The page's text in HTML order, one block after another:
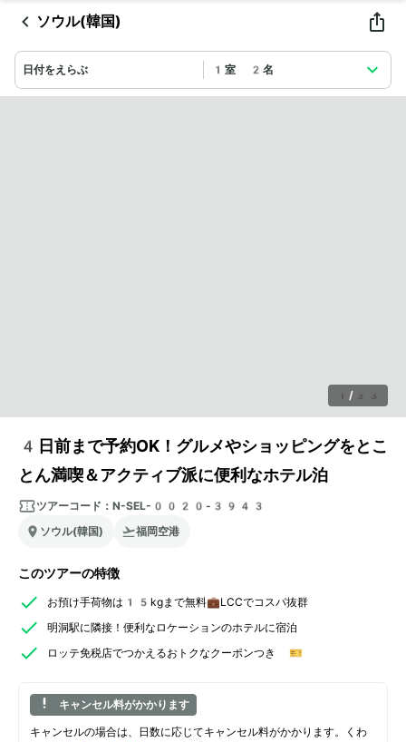
ソウル(韓国)
日付をえらぶ 1室 2名
1 / 33
4日前まで予約OK！グルメやショッピングをとこ
とん満喫＆アクティブ派に便利なホテル泊
ツアーコード： N-SEL-0020-3943
ソウル(韓国)
福岡空港
このツアーの特徴
お預け手荷物は15kgまで無料💼LCCでコスパ抜群
明洞駅に隣接！便利なロケーションのホテルに宿泊
ロッテ免税店でつかえるおトクなクーポンつき 🎫
キャンセル料がかかります
キャンセルの場合は、日数に応じてキャンセル料がかかります。くわ